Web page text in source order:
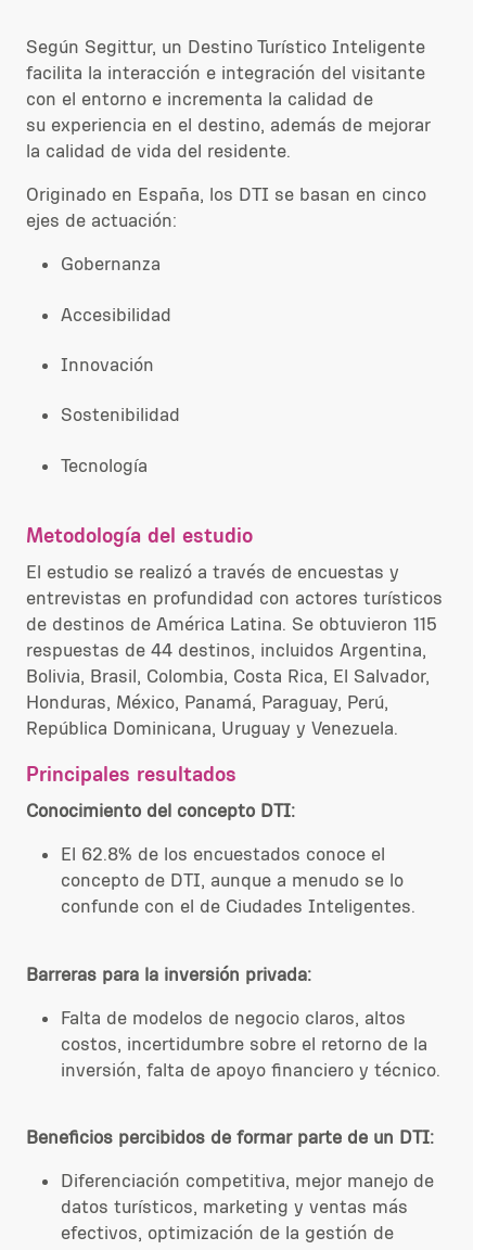
Según Segittur, un Destino Turístico Inteligente
facilita la interacción e integración del visitante
con el entorno e incrementa la calidad de
su experiencia en el destino, además de mejorar
la calidad de vida del residente.
Originado en España, los DTI se basan en cinco
ejes de actuación:
Gobernanza
Accesibilidad
Innovación
Sostenibilidad
Tecnología
Metodología del estudio
El estudio se realizó a través de encuestas y
entrevistas en profundidad con actores turísticos
de destinos de América Latina. Se obtuvieron 115
respuestas de 44 destinos, incluidos Argentina,
Bolivia, Brasil, Colombia, Costa Rica, El Salvador,
Honduras, México, Panamá, Paraguay, Perú,
República Dominicana, Uruguay y Venezuela.
Principales resultados
Conocimiento del concepto DTI:
El 62.8% de los encuestados conoce el
concepto de DTI, aunque a menudo se lo
confunde con el de Ciudades Inteligentes.
Barreras para la inversión privada:
Falta de modelos de negocio claros, altos
costos, incertidumbre sobre el retorno de la
inversión, falta de apoyo financiero y técnico.
Beneficios percibidos de formar parte de un DTI:
Diferenciación competitiva, mejor manejo de
datos turísticos, marketing y ventas más
efectivos, optimización de la gestión de